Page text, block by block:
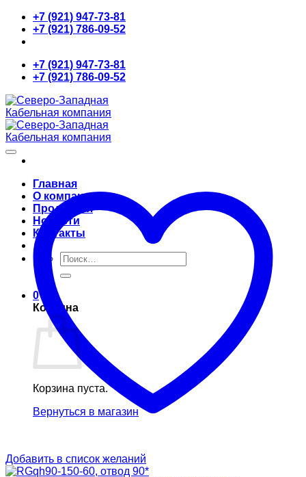
Skip
content
+7 (921) 947-73-81
+7 (921) 786-09-52
+7 (921) 947-73-81
+7 (921) 786-09-52
Главная
О компании
Продукция
Новости
Контакты
Искать:
0
Корзина
Корзина пуста.
Вернуться в магазин
Добавить в список желаний